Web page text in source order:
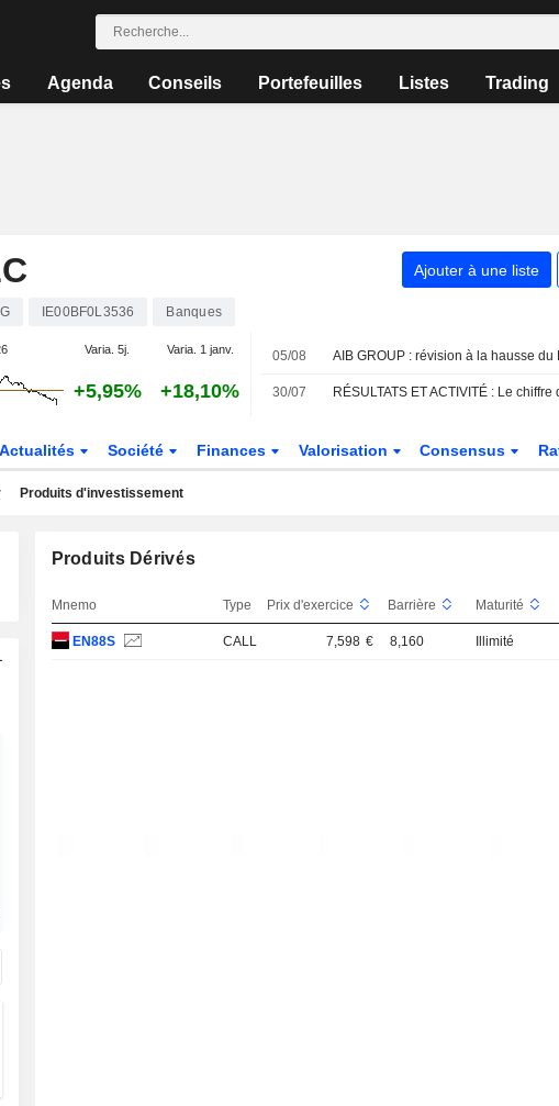
Agenda Conseils Portefeuilles Listes Trading
Ajouter à une liste
IE00BF0L3536 Banques
Varia. 5j. Varia. 1 janv.
+5,95% +18,10%
05/08
30/07
Actualités Société Finances Valorisation Consensus
Produits d'investissement
Produits Dérivés
Mnemo Type Prix d'exercice Barrière Maturité
EN88S CALL 7,598 € 8,160 Illimité